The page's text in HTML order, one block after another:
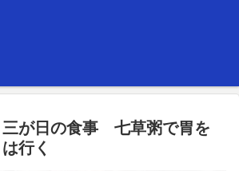
三が日の食事 七草粥で胃を
行く